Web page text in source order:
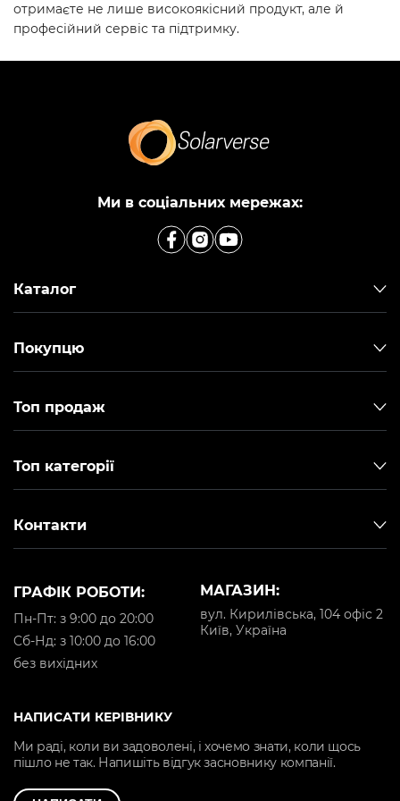
отримаєте не лише високоякісний продукт, але й
професійний сервіс та підтримку.
Ми в соціальних мережах:
Каталог
Покупцю
Топ продаж
Топ категорії
Контакти
МАГАЗИН:
вул. Кирилівська, 104 офіс 2
Київ, Україна
ГРАФІК РОБОТИ:
Пн-Пт: з 9:00 до 20:00
Cб-Нд: з 10:00 до 16:00
без вихідних
НАПИСАТИ КЕРІВНИКУ
Ми раді, коли ви задоволені, і хочемо знати, коли щось
пішло не так. Напишіть відгук засновнику компанії.